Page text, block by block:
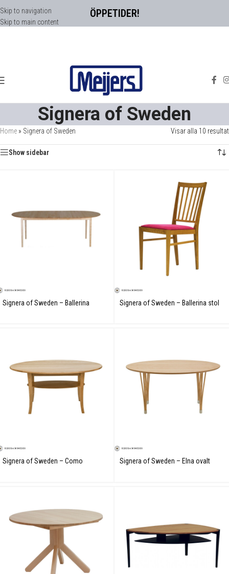
ÖPPETIDER!
Skip to navigation
Skip to main content
Signera of Sweden
Home » Signera of Sweden Visar alla 10 resultat
Show sidebar
Signera of Sweden – Ballerina
Signera of Sweden – Ballerina stol
Signera of Sweden – Como
Signera of Sweden – Elna ovalt